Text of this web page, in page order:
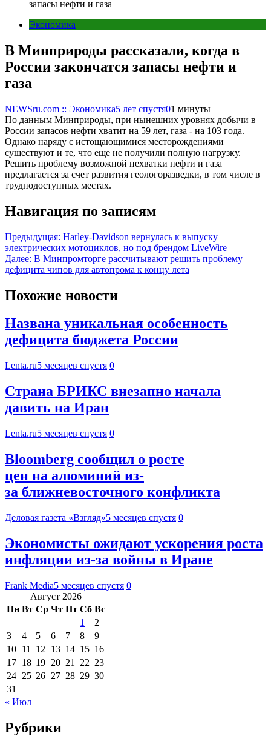
запасы нефти и газа
Экономика
В Минприроды рассказали, когда в
России закончатся запасы нефти и
газа
NEWSru.com :: Экономика5 лет спустя01 минуты
По данным Минприроды, при нынешних уровнях добычи в
России запасов нефти хватит на 59 лет, газа - на 103 года.
Однако наряду с истощающимися месторождениями
существуют и те, что еще не получили полную нагрузку.
Решить проблему возможной нехватки нефти и газа
предлагается за счет развития геологоразведки, в том числе в
труднодоступных местах.
Навигация по записям
Предыдущая: Harley-Davidson вернулась к выпуску
электрических мотоциклов, но под брендом LiveWire
Далее: В Минпромторге рассчитывают решить проблему
дефицита чипов для автопрома к концу лета
Похожие новости
Названа уникальная особенность
дефицита бюджета России
Lenta.ru5 месяцев спустя 0
Страна БРИКС внезапно начала
давить на Иран
Lenta.ru5 месяцев спустя 0
Bloomberg сообщил о росте
цен на алюминий из-
за ближневосточного конфликта
Деловая газета «Взгляд»5 месяцев спустя 0
Экономисты ожидают ускорения роста
инфляции из-за войны в Иране
Frank Media5 месяцев спустя 0
Август 2026
Пн Вт Ср Чт Пт Сб Вс
1
2
3
4 5 6 7 8
9
10 11 12 13 14 15 16
17 18 19 20 21 22 23
24 25 26 27 28 29 30
31
« Июл
Рубрики